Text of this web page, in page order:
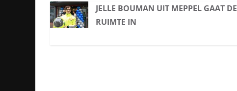
JELLE BOUMAN UIT MEPPEL GAAT DE
RUIMTE IN